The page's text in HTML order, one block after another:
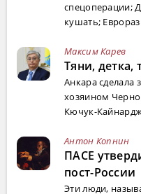
спецоперации;
кушать;
Максим Карев
Тяни, детка,
Анкара сделала
хозяином
Кючук-
Антон Копнин
ПАСЕ
пост-России
Эти люди,